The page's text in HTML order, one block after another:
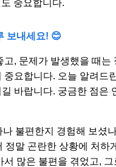
중요합니다.
보내세요! 😊
, 문제가 발생했을 때는
요합니다. 오늘 알려드
바랍니다. 궁금한 점은
불편한지 경험해 보셨
정말 곤란한 상황에 처하
많은 불편을 겪었고, 그